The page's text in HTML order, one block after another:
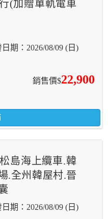
(加贈單軌電車
2026/08/09 (日)
銷售價$22,900
島海上纜車.韓
.全州韓屋村.晉
2026/08/09 (日)